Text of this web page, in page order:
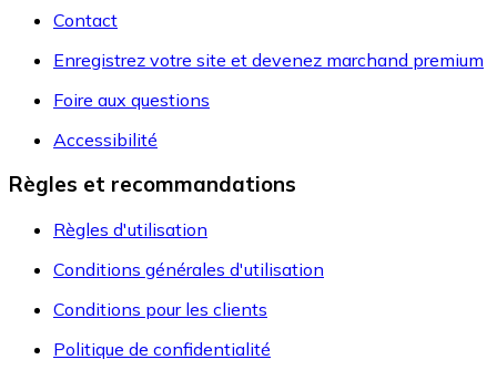
Contact
Enregistrez votre site et devenez marchand premium
Foire aux questions
Accessibilité
Règles et recommandations
Règles d'utilisation
Conditions générales d'utilisation
Conditions pour les clients
Politique de confidentialité